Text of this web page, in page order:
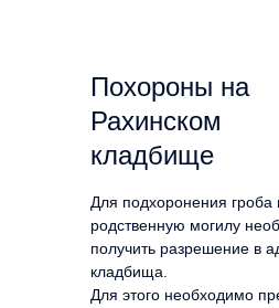
Похороны на
Рахинском
кладбище
Для подхоронения гроба
родственную могилу
получить разрешение в
кладбища.
Для этого необходимо